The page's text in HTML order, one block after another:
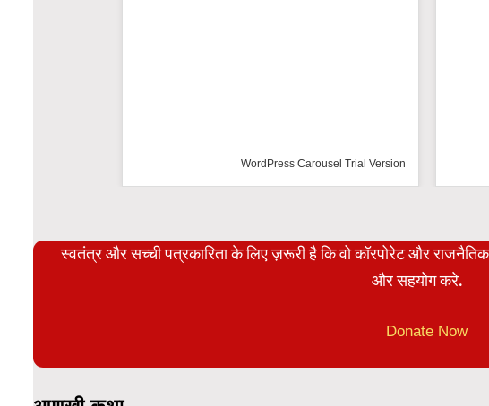
WordPress Carousel Trial Version
स्वतंत्र और सच्ची पत्रकारिता के लिए ज़रूरी है कि वो कॉरपोरेट और
और सहयोग करे.
Donate Now